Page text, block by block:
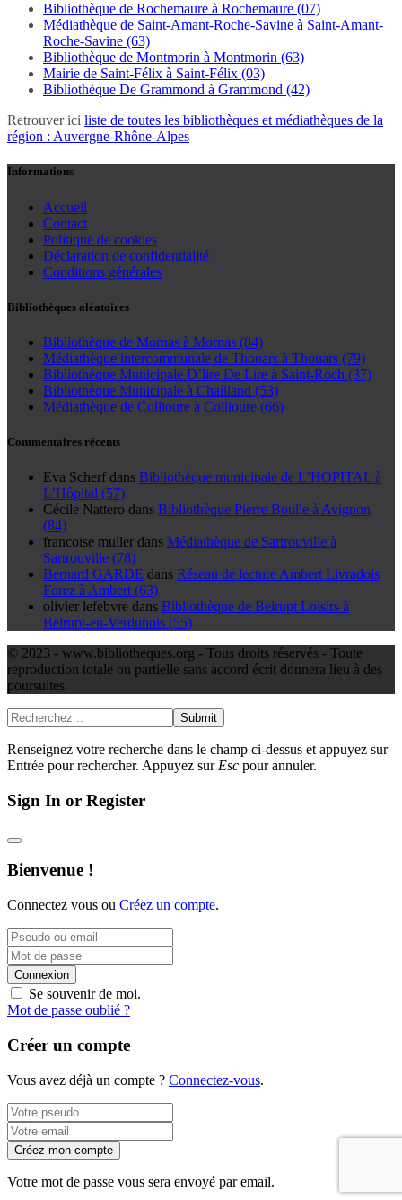
Bibliothèque de Rochemaure à Rochemaure (07)
Médiathèque de Saint-Amant-Roche-Savine à Saint-Amant-
Roche-Savine (63)
Bibliothèque de Montmorin à Montmorin (63)
Mairie de Saint-Félix à Saint-Félix (03)
Bibliothèque De Grammond à Grammond (42)
Retrouver ici liste de toutes les bibliothèques et médiathèques de la
région : Auvergne-Rhône-Alpes
Informations
Accueil
Contact
Politique de cookies
Déclaration de confidentialité
Conditions générales
Bibliothèques aléatoires
Bibliothèque de Mornas à Mornas (84)
Médiathèque intercommunale de Thouars à Thouars (79)
Bibliothèque Municipale D’lire De Lire à Saint-Roch (37)
Bibliothèque Municipale à Chailland (53)
Médiathèque de Collioure à Collioure (66)
Commentaires récents
Eva Scherf dans Bibliothèque municipale de L’HOPITAL à
L’Hôpital (57)
Cécile Nattero dans Bibliothèque Pierre Boulle à Avignon
(84)
francoise muller dans Médiathèque de Sartrouville à
Sartrouville (78)
Bernard GARDE dans Réseau de lecture Ambert Livradois
Forez à Ambert (63)
olivier lefebvre dans Bibliothèque de Belrupt Loisirs à
Belrupt-en-Verdunois (55)
© 2023 - www.bibliotheques.org - Tous droits réservés - Toute
reproduction totale ou partielle sans accord écrit donnera lieu à des
poursuites
Submit
Renseignez votre recherche dans le champ ci-dessus et appuyez sur
Entrée pour rechercher. Appuyez sur Esc pour annuler.
Sign In or Register
Bienvenue !
Connectez vous ou Créez un compte.
Connexion
Se souvenir de moi.
Mot de passe oublié ?
Créer un compte
Vous avez déjà un compte ? Connectez-vous.
Créez mon compte
Votre mot de passe vous sera envoyé par email.